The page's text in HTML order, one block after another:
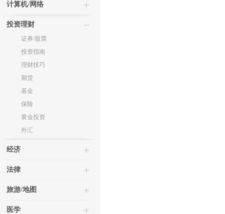
计算机/网络
投资理财
证券/股票
投资指南
理财技巧
期货
基金
保险
黄金投资
外汇
经济
法律
旅游/地图
医学